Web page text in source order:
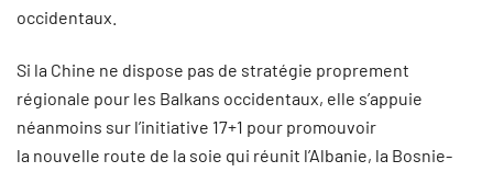
occidentaux.
Si la Chine ne dispose pas de stratégie proprement
régionale pour les Balkans occidentaux, elle s’appuie
néanmoins sur l’initiative 17+1 pour promouvoir
la nouvelle route de la soie qui réunit l’Albanie, la Bosnie-